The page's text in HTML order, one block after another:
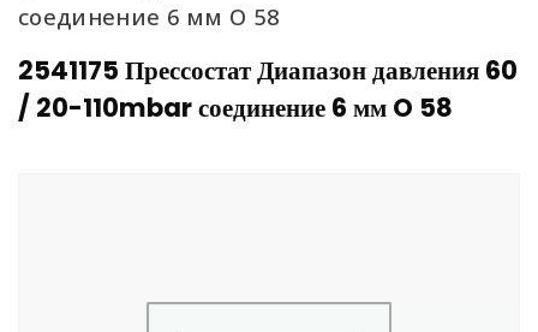
соединение 6 мм O 58
2541175 Прессостат Диапазон давления 60
/ 20-110mbar соединение 6 мм O 58